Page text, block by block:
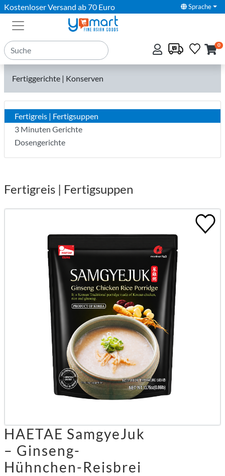
Kostenloser Versand ab 70 Euro Sprache
0
Fertiggerichte | Konserven
Fertigreis | Fertigsuppen
3 Minuten Gerichte
Dosengerichte
Fertigreis | Fertigsuppen
HAETAE SamgyeJuk
– Ginseng-
Hühnchen-Reisbrei